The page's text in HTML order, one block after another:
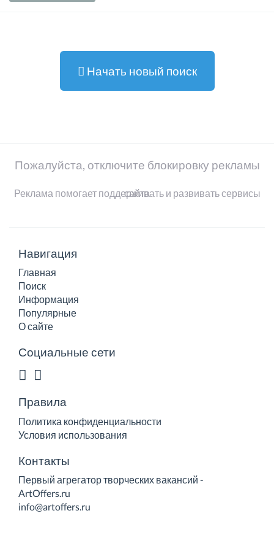
Начать новый поиск
Пожалуйста, отключите блокировку рекламы
Реклама помогает поддерживать и развивать сервисы сайта
Навигация
Главная
Поиск
Информация
Популярные
О сайте
Социальные сети
Правила
Политика конфиденциальности
Условия использования
Контакты
Первый агрегатор творческих вакансий -
ArtOffers.ru
info@artoffers.ru